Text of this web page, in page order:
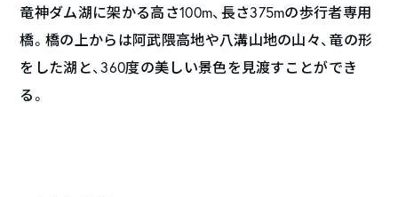
竜神ダム湖に架かる高さ100m、長さ375mの歩行者専用
橋。橋の上からは阿武隈高地や八溝山地の山々、竜の形
をした湖と、360度の美しい景色を見渡すことができ
る。